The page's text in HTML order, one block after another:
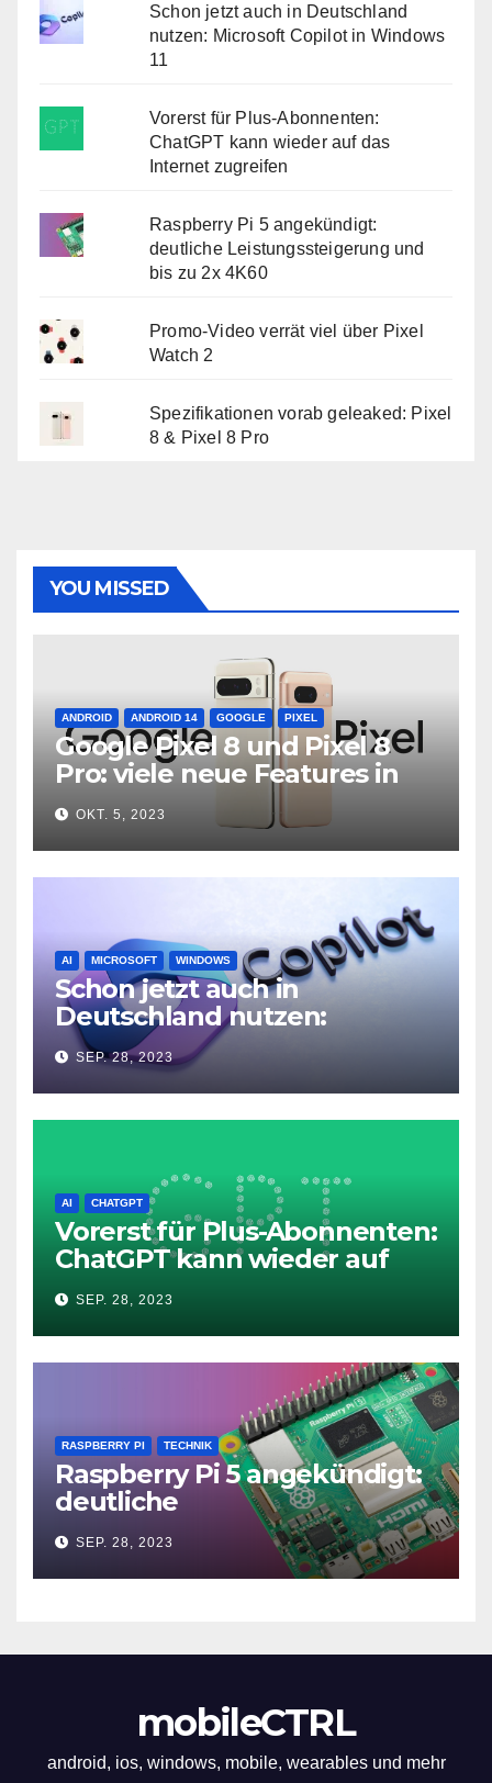
Schon jetzt auch in Deutschland
nutzen: Microsoft Copilot in Windows
11
Vorerst für Plus-Abonnenten:
ChatGPT kann wieder auf das
Internet zugreifen
Raspberry Pi 5 angekündigt:
deutliche Leistungssteigerung und
bis zu 2x 4K60
Promo-Video verrät viel über Pixel
Watch 2
Spezifikationen vorab geleaked: Pixel
8 & Pixel 8 Pro
YOU MISSED
ANDROID ANDROID 14 GOOGLE PIXEL
Google Pixel 8 und Pixel 8
Pro: viele neue Features in
neuer Hardware
OKT. 5, 2023
AI MICROSOFT WINDOWS
Schon jetzt auch in
Deutschland nutzen:
Microsoft Copilot in Windows
11 SEP. 28, 2023
AI CHATGPT
Vorerst für Plus-Abonnenten:
ChatGPT kann wieder auf
das Internet zugreifen
SEP. 28, 2023
RASPBERRY PI TECHNIK
Raspberry Pi 5 angekündigt:
deutliche
Leistungssteigerung und bis
zu 2x 4K60
SEP. 28, 2023
mobileCTRL
android, ios, windows, mobile, wearables und mehr